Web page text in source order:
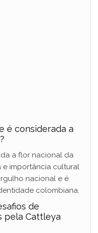
é considerada a
a flor nacional da
e importância cultural
nacional e é
colombiana.
de
pela Cattleya